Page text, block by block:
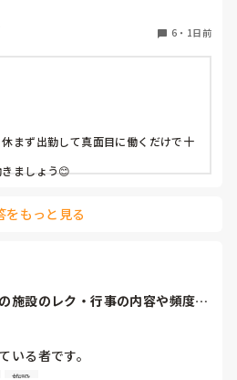
…何も持っていないことが虚しく
いてくれる」・「言いやすい・頼
考えたら答えられる自信がないで
6 ・ 1日前
まず出勤して真面目に働くだけで十
ましょう😊
をもっと見る
施設のレク・行事の内容や頻度を
いる者です。